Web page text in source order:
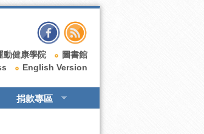
動健康學院
圖書館
English Version
捐款專區